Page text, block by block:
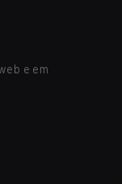
e em